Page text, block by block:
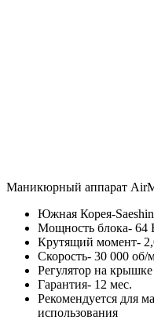
Маникюрный аппарат
Южная Корея-
Мощность блока- 64
Крутящий момент-
Скорость- 30 000 об/
Регулятор на крышке
Гарантия- 12 мес.
Рекомендуется для
использования